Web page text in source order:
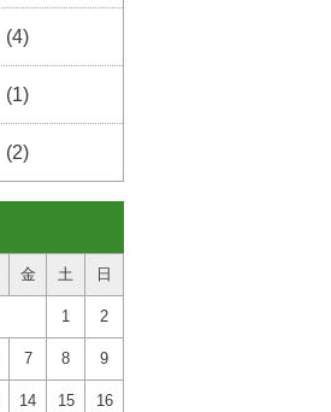
(4)
(1)
(2)
金 土 日
1 2
7 8 9
14 15 16